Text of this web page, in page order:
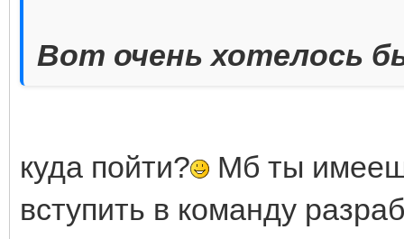
Вот очень хотелось
куда пойти?
Мб ты
вступить в команду